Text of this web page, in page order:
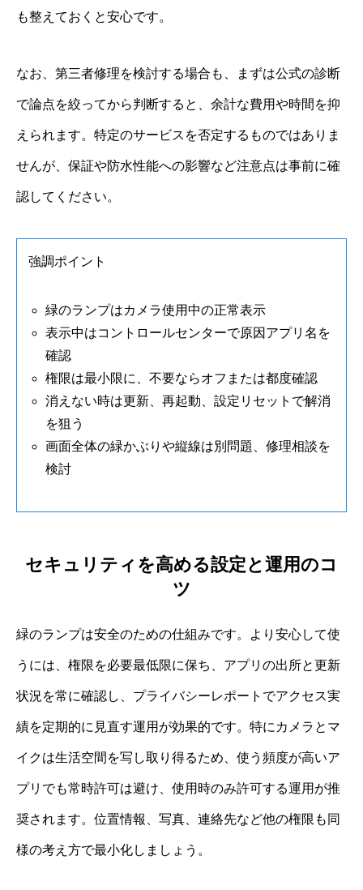
も整えておくと安心です。
なお、第三者修理を検討する場合も、まずは公式の診断
で論点を絞ってから判断すると、余計な費用や時間を抑
えられます。特定のサービスを否定するものではありま
せんが、保証や防水性能への影響など注意点は事前に確
認してください。
強調ポイント
緑のランプはカメラ使用中の正常表示
表示中はコントロールセンターで原因アプリ名を
確認
権限は最小限に、不要ならオフまたは都度確認
消えない時は更新、再起動、設定リセットで解消
を狙う
画面全体の緑かぶりや縦線は別問題、修理相談を
検討
セキュリティを高める設定と運用のコ
ツ
緑のランプは安全のための仕組みです。より安心して使
うには、権限を必要最低限に保ち、アプリの出所と更新
状況を常に確認し、プライバシーレポートでアクセス実
績を定期的に見直す運用が効果的です。特にカメラとマ
イクは生活空間を写し取り得るため、使う頻度が高いア
プリでも常時許可は避け、使用時のみ許可する運用が推
奨されます。位置情報、写真、連絡先など他の権限も同
様の考え方で最小化しましょう。